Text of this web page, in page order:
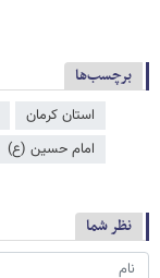
برچسب‌ها
استان کرمان
امام حسین (ع)
نظر شما